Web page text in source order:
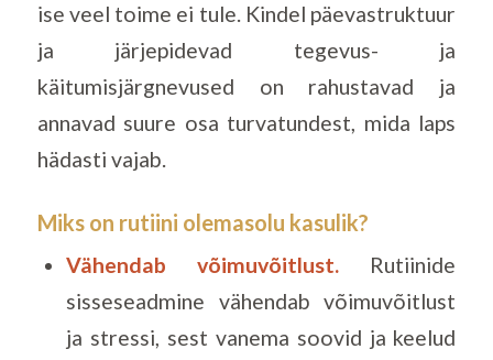
ise veel toime ei tule. Kindel päevastruktuur
ja järjepidevad tegevus- ja
käitumisjärgnevused on rahustavad ja
annavad suure osa turvatundest, mida laps
hädasti vajab.
Miks on rutiini olemasolu kasulik?
Vähendab võimuvõitlust. Rutiinide
sisseseadmine vähendab võimuvõitlust
ja stressi, sest vanema soovid ja keelud